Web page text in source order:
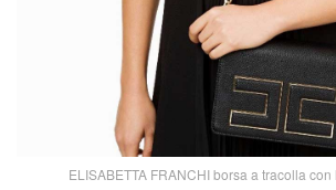
ELISABETTA FRANCHI borsa a tracolla